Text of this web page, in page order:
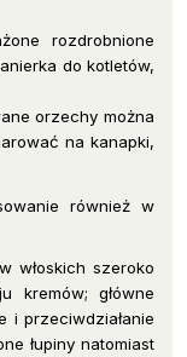
rozdrobnione
do kotletów,
orzechy można
na kanapki,
również w
włoskich szeroko
kremów; główne
i przeciwdziałanie
łupiny natomiast